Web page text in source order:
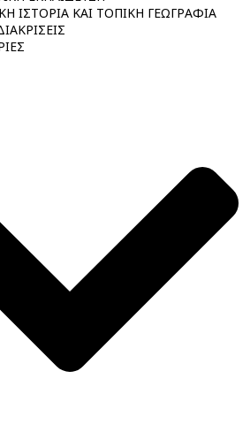
ΙΣΤΟΡΙΑ ΚΑΙ ΤΟΠΙΚΗ ΓΕΩΓΡΑΦΙΑ